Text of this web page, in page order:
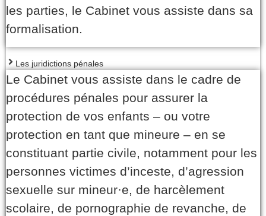
les parties, le Cabinet vous assiste dans sa
formalisation.
Les juridictions pénales
Le Cabinet vous assiste dans le cadre de
procédures pénales pour assurer la
protection de vos enfants – ou votre
protection en tant que mineure – en se
constituant partie civile, notamment pour les
personnes victimes d’inceste, d’agression
sexuelle sur mineur·e, de harcèlement
scolaire, de pornographie de revanche, de